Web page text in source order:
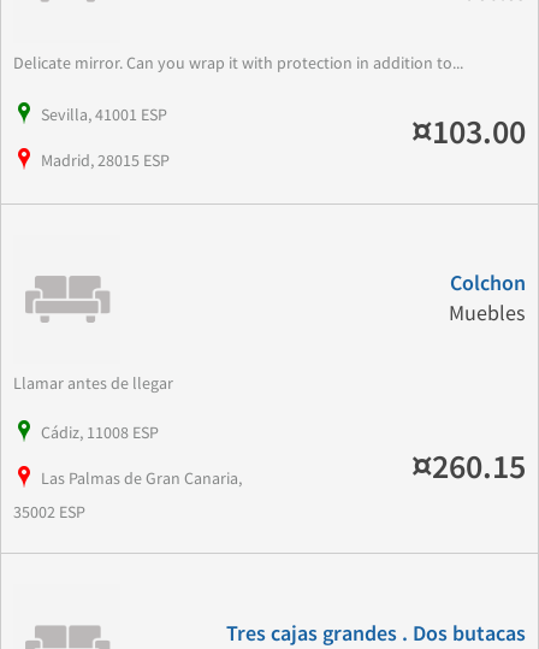
Delicate mirror. Can you wrap it with protection in addition to...
Sevilla, 41001 ESP
Madrid, 28015 ESP
¤103.00
Colchon
Muebles
Llamar antes de llegar
Cádiz, 11008 ESP
Las Palmas de Gran Canaria,
35002 ESP
¤260.15
Tres cajas grandes . Dos butacas